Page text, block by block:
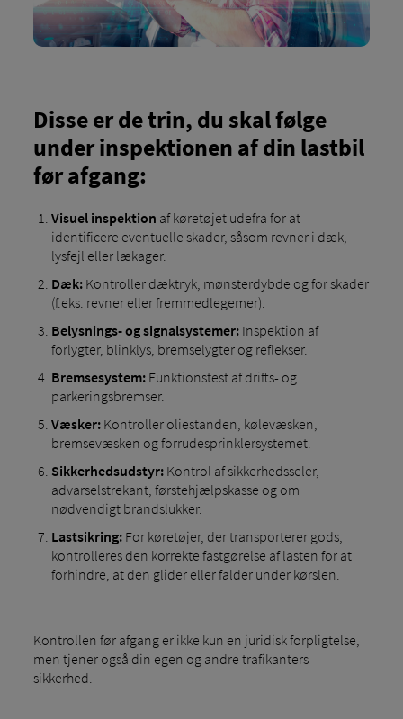
Disse er de trin, du skal følge
under inspektionen af ​​din lastbil
før afgang:
Visuel inspektion af køretøjet udefra for at
identificere eventuelle skader, såsom revner i dæk,
lysfejl eller lækager.
Dæk:Kontroller dæktryk, mønsterdybde og for skader
(f.eks. revner eller fremmedlegemer).
Belysnings- og signalsystemer:Inspektion af
forlygter, blinklys, bremselygter og reflekser.
Bremsesystem:Funktionstest af drifts- og
parkeringsbremser.
Væsker:Kontroller oliestanden, kølevæsken,
bremsevæsken og forrudesprinklersystemet.
Sikkerhedsudstyr:Kontrol af sikkerhedsseler,
advarselstrekant, førstehjælpskasse og om
nødvendigt brandslukker.
Lastsikring:For køretøjer, der transporterer gods,
kontrolleres den korrekte fastgørelse af lasten for at
forhindre, at den glider eller falder under kørslen.
Kontrollen før afgang er ikke kun en juridisk forpligtelse,
men tjener også din egen og andre trafikanters
sikkerhed.